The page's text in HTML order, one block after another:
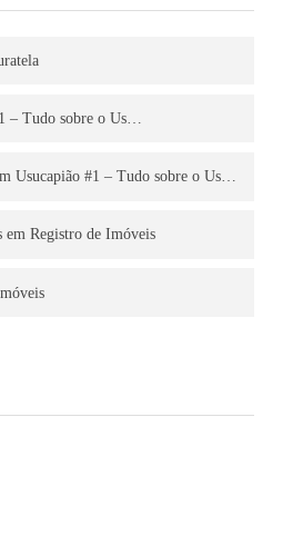
– Tudo sobre o Us…
Usucapião #1 – Tudo sobre o Us…
em Registro de Imóveis